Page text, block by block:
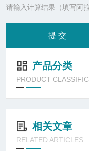
请输入计算结果（填写阿
产品分类
PRODUCT
相关文章
RELATED ARTICLES